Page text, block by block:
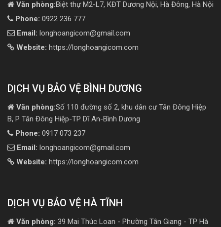
Văn phòng:Biệt thự M2-L7, KĐT Dương Nội, Hà Đông, Hà Nội
Phone: 0922 236 777
Email: longhoangicom@gmail.com
Website: https://longhoangicom.com
DỊCH VỤ BẢO VỆ BÌNH DƯƠNG
Văn phòng:Số 110 đường số 2, khu dân cư Tân Đông Hiệp
B, P Tân Đông Hiệp-TP Dĩ An-Bình Dương
Phone: 0917 073 237
Email: longhoangicom@gmail.com
Website: https://longhoangicom.com
DỊCH VỤ BẢO VỆ HÀ TĨNH
Văn phòng: 39 Mai Thúc Loan - Phường Tân Giang - TP Hà